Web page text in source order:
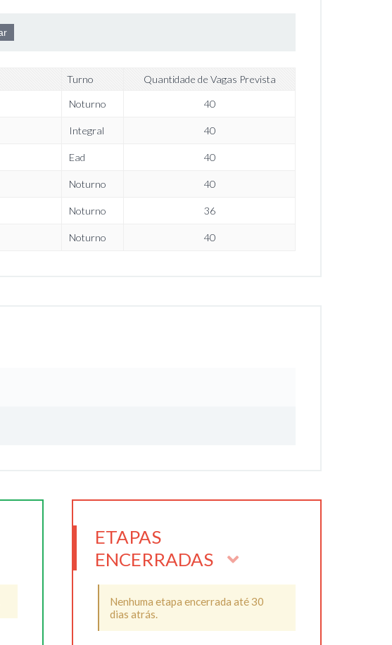
Turno Quantidade de Vagas Prevista
Noturno 40
Integral 40
Ead 40
Noturno 40
Noturno 36
Noturno 40
ETAPAS
ENCERRADAS
Nenhuma etapa encerrada até 30
dias atrás.